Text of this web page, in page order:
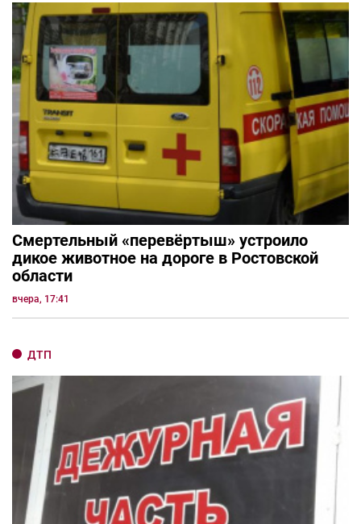
Смертельный «перевёртыш» устроило
дикое животное на дороге в Ростовской
области
вчера, 17:41
ДТП